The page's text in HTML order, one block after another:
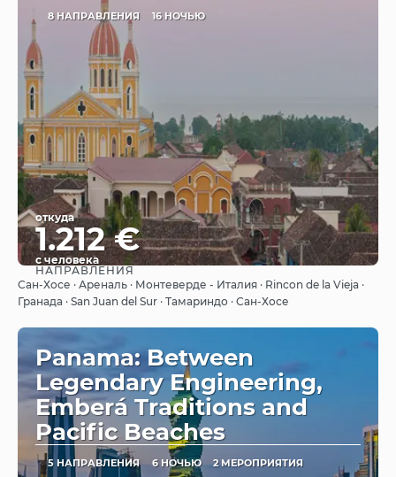
8 НАПРАВЛЕНИЯ 16 НОЧЬЮ
откуда
1.212 €
с человека
Видеть
НАПРАВЛЕНИЯ
Сан-Хосе · Ареналь · Монтеверде - Италия · Rincon de la Vieja ·
Гранада · San Juan del Sur · Тамариндо · Сан-Хосе
Panama: Between
Legendary Engineering,
Emberá Traditions and
Pacific Beaches
5 НАПРАВЛЕНИЯ 6 НОЧЬЮ 2 МЕРОПРИЯТИЯ